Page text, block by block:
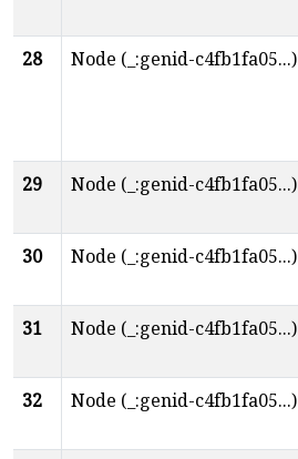
28 Node (_:genid-c4fb1fa05...)
29 Node (_:genid-c4fb1fa05...)
30
Node (_:genid-c4fb1fa05...)
31
Node (_:genid-c4fb1fa05...)
32
Node (_:genid-c4fb1fa05...)